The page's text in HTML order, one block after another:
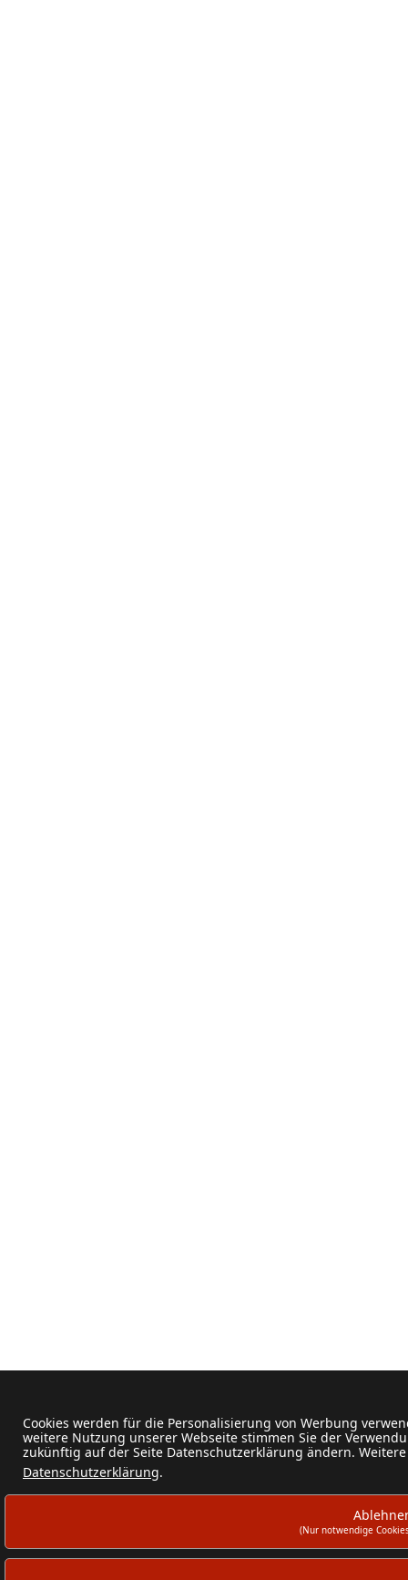
Cookies werden für die Personalisierung von Werbung
weitere Nutzung unserer Webseite stimmen Sie der
zukünftig auf der Seite Datenschutzerklärung ändern.
Datenschutzerklärung.
(Nur notwendige